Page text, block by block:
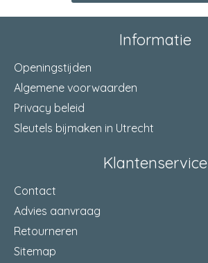
Informatie
Openingstijden
Algemene voorwaarden
Privacy beleid
Sleutels bijmaken in Utrecht
Klantenservice
Contact
Advies aanvraag
Retourneren
Sitemap